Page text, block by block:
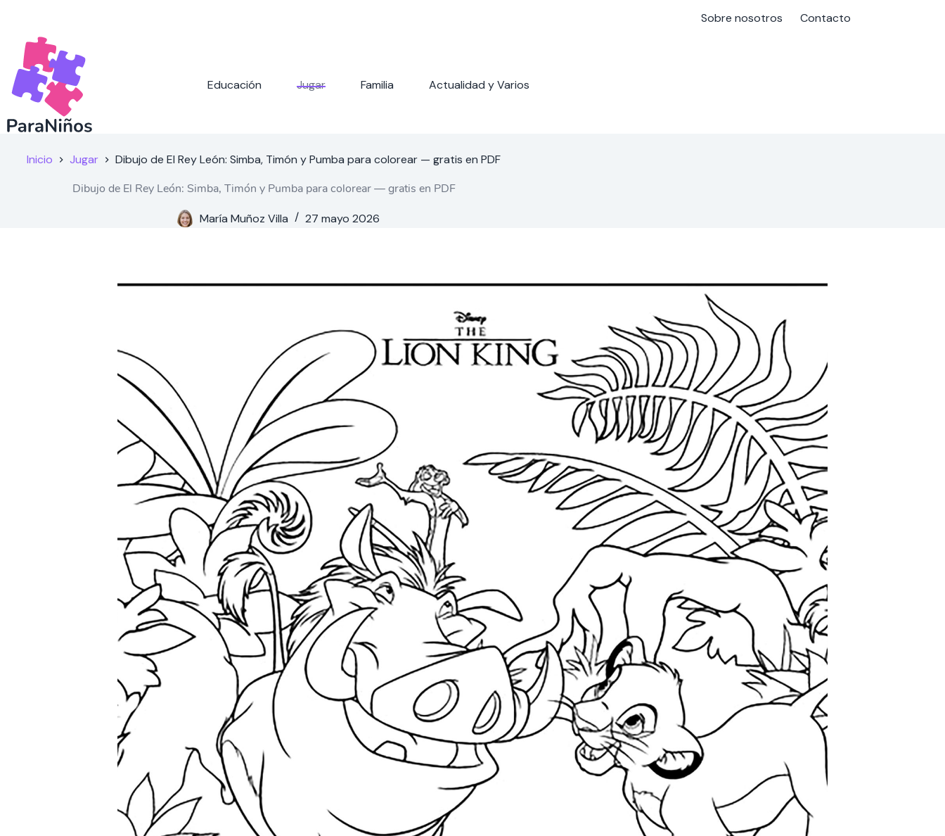
contenido
Sobre nosotros Contacto
Educación Jugar Familia Actualidad y Varios
Inicio Jugar Dibujo de El Rey León: Simba, Timón y Pumba para colorear — gratis en PDF
Dibujo de El Rey León: Simba, Timón y Pumba para colorear — gratis en PDF
María Muñoz Villa 27 mayo 2026